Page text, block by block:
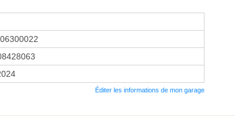
Éditer les informations de mon garage